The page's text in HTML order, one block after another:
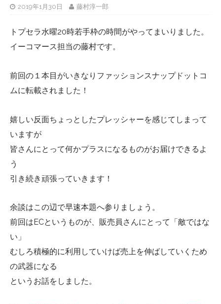
2019年1月30日 藤村淳一郎
トプセラ水曜20時若手枠の時間がやってまいりました。
イーコマース担当の藤村です。
前回の１本目がいきなりファッションスナップドットコ
ムに転載されました！
嬉しい反面ちょっとしたプレッシャーを感じてしまって
いますが
皆さんにとって何かプラスになるものがお届けできるよ
う
引き続き頑張っていきます！
余談はこの辺で早速本題へ参りましょう。
前回はECというものが、販売員さんにとって「敵ではな
い」
むしろ積極的に利用していけば売上を伸ばしていくため
の武器になる
というお話をしました。